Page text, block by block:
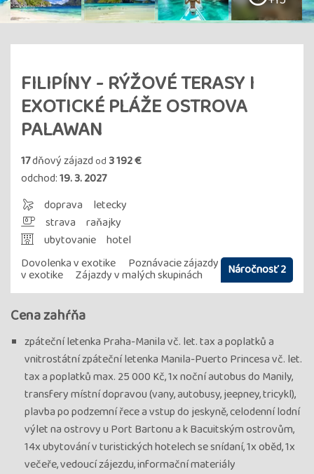
FILIPÍNY - RÝŽOVÉ TERASY I
EXOTICKÉ PLÁŽE OSTROVA
PALAWAN
17dňový zájazd od3 192 €
odchod:19. 3. 2027
doprava
letecky
strava
raňajky
ubytovanie hotel
Dovolenka v exotike
Poznávacie zájazdy
v exotike Zájazdy v malých skupinách Náročnosť 2
Cena zahŕňa
zpáteční letenka Praha-Manila vč. let. tax a poplatků a
vnitrostátní zpáteční letenka Manila-Puerto Princesa vč. let.
tax a poplatků max. 25 000 Kč, 1x noční autobus do Manily,
transfery místní dopravou (vany, autobusy, jeepney, tricykl),
plavba po podzemní řece a vstup do jeskyně, celodenní lodní
výlet na ostrovy u Port Bartonu a k Bacuitským ostrovům,
14x ubytování v turistických hotelech se snídaní, 1x oběd, 1x
večeře, vedoucí zájezdu, informační materiály